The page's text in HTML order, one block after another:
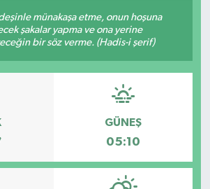
münakaşa etme, onun hoşuna
şakalar yapma ve ona yerine
bir söz verme. (Hadis-i şerif)
GÜNEŞ
05:10